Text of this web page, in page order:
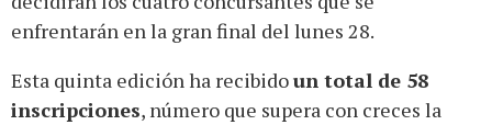
enfrentarán en la gran final del lunes 28.
Esta quinta edición ha recibidoun total de 58
inscripciones, número que supera con creces la